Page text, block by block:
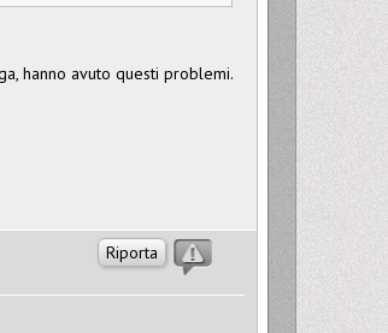
hanno avuto questi problemi.
Riporta